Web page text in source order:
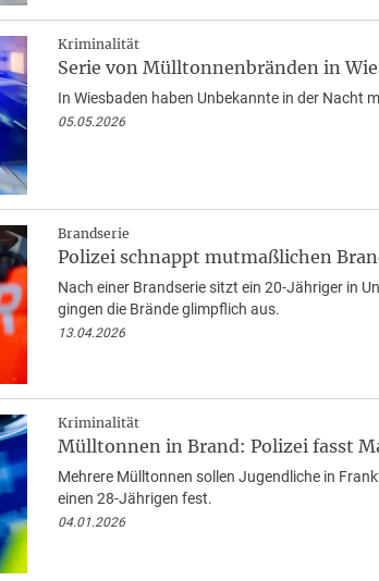
Kriminalität
Serie von Mülltonnenbränden in
In Wiesbaden haben Unbekannte in der Nacht
05.05.2026
Brandserie
Polizei schnappt mutmaßlichen
Nach einer Brandserie sitzt ein 20-Jähriger in
gingen die Brände glimpflich aus.
13.04.2026
Kriminalität
Mülltonnen in Brand: Polizei fasst
Mehrere Mülltonnen sollen Jugendliche in
einen 28-Jährigen fest.
04.01.2026